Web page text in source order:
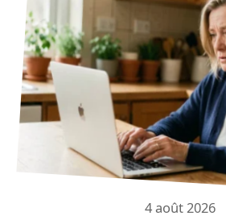
4 août 2026